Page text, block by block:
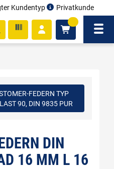
Kundentyp Privatkunde
FEDERN TYP
90, DIN 9835 PUR
DIN
16 MM L 16